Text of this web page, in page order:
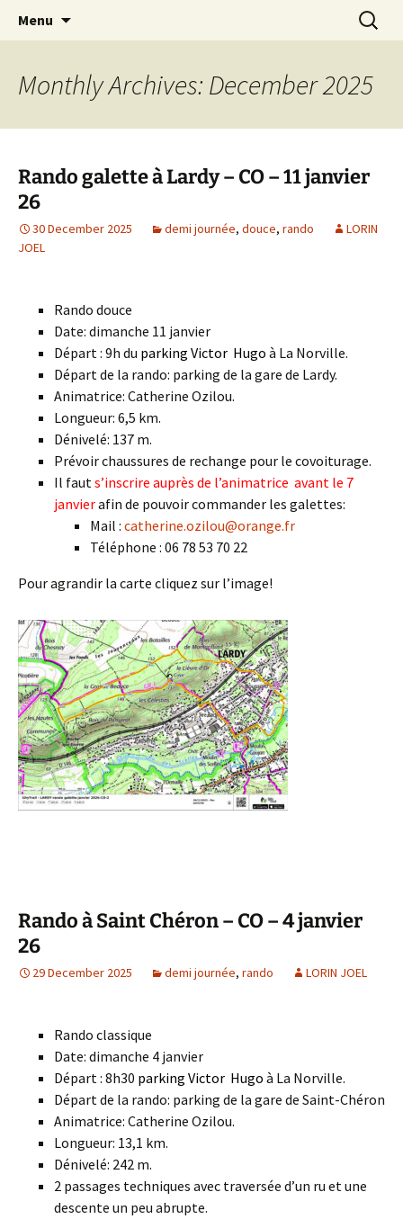
Randonneurs Norvillois
Menu
Search
for:
Monthly Archives: December 2025
Rando galette à Lardy – CO – 11 janvier
26
30 December 2025 demi journée, douce, rando
LORIN
JOEL
Rando douce
Date: dimanche 11 janvier
Départ : 9h du parking Victor Hugo à La Norville.
Départ de la rando: parking de la gare de Lardy.
Animatrice: Catherine Ozilou.
Longueur: 6,5 km.
Dénivelé: 137 m.
Prévoir chaussures de rechange pour le covoiturage.
Il fauts’inscrire auprès de l’animatrice avant le 7
janvierafin de pouvoir commander les galettes:
Mail : catherine.ozilou@orange.fr
Téléphone : 06 78 53 70 22
Pour agrandir la carte cliquez sur l’image!
Rando à Saint Chéron – CO – 4 janvier
26
29 December 2025 demi journée, rando LORIN JOEL
Rando classique
Date: dimanche 4 janvier
Départ : 8h30 parking Victor Hugo à La Norville.
Départ de la rando: parking de la gare de Saint-Chéron
Animatrice: Catherine Ozilou.
Longueur: 13,1 km.
Dénivelé: 242 m.
2 passages techniques avec traversée d’un ru et une
descente un peu abrupte.